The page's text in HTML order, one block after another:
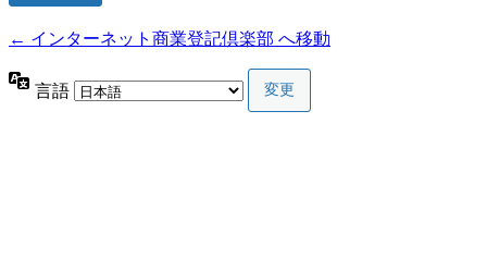
← インターネット商業登記倶楽部 へ移動
言語